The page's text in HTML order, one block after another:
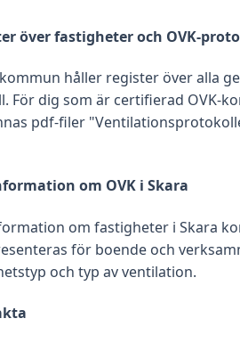
över fastigheter och OVK-
håller register över alla
För dig som är certifierad OVK-
pdf-filer
om OVK i Skara
om fastigheter i Skara
för boende och
och typ av ventilation.